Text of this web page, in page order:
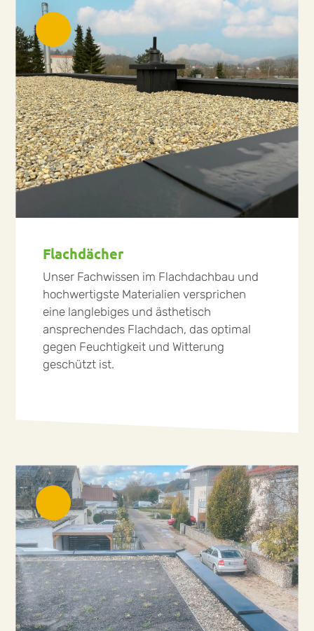
Flachdächer
Unser Fachwissen im Flachdachbau und
hochwertigste Materialien versprichen
eine langlebiges und ästhetisch
ansprechendes Flachdach, das optimal
gegen Feuchtigkeit und Witterung
geschützt ist.